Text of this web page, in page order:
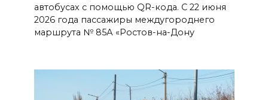
автобусах с помощью QR-кода. С 22 июня
2026 года пассажиры междугороднего
маршрута № 85А «Ростов-на-Дону